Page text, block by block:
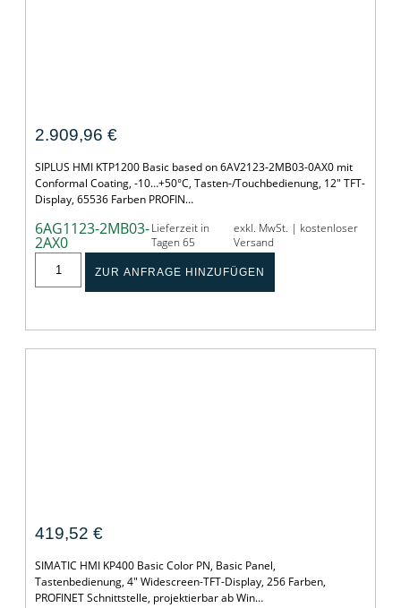
2.909,96 €
SIPLUS HMI KTP1200 Basic based on 6AV2123-2MB03-0AX0 mit
Conformal Coating, -10…+50°C, Tasten-/Touchbedienung, 12" TFT-
Display, 65536 Farben PROFIN…
6AG1123-2MB03-
2AX0
Lieferzeit in
Tagen 65
exkl. MwSt. | kostenloser
Versand
ZUR ANFRAGE HINZUFÜGEN
419,52 €
SIMATIC HMI KP400 Basic Color PN, Basic Panel,
Tastenbedienung, 4" Widescreen-TFT-Display, 256 Farben,
PROFINET Schnittstelle, projektierbar ab Win…